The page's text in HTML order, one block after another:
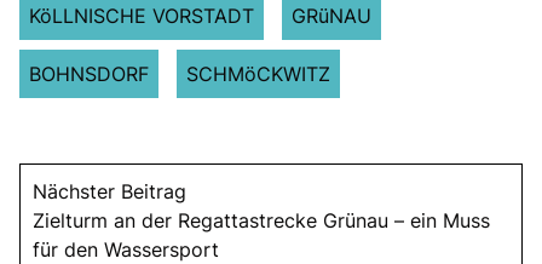
KöLLNISCHE VORSTADT GRüNAU
BOHNSDORF SCHMöCKWITZ
Nächster Beitrag
Zielturm an der Regattastrecke Grünau – ein Muss
für den Wassersport